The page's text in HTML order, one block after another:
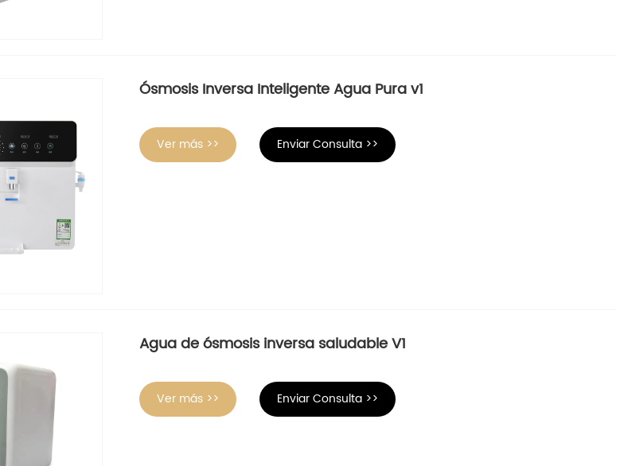
Ósmosis Inversa Inteligente Agua Pura v1
Ver más >> Enviar Consulta >>
Agua de ósmosis inversa saludable V1
Ver más >> Enviar Consulta >>